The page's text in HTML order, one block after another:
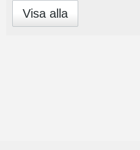
Visa alla